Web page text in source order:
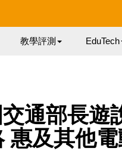
教學評測 EduTech
交通部長遊
惠及其他